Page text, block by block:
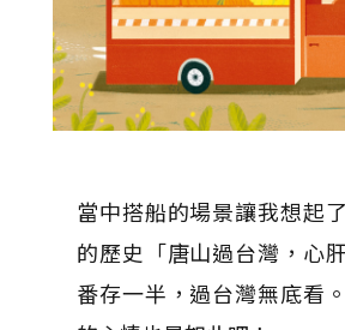
當中搭船的場景讓我想起
的歷史「唐山過台灣，心
番存一半，過台灣無底看